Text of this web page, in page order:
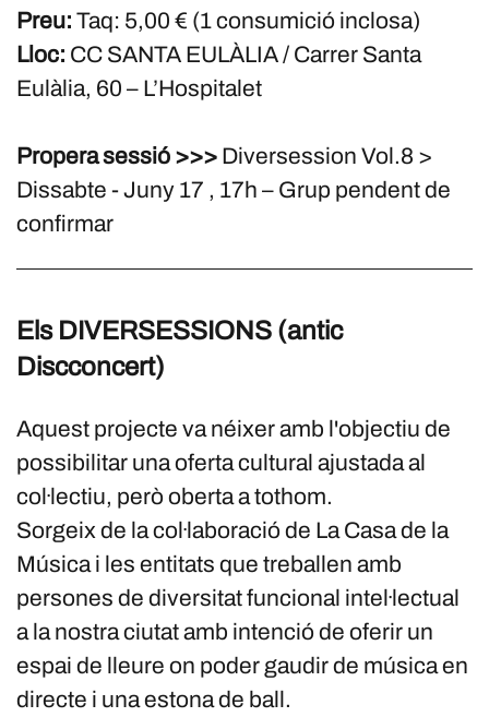
Preu: Taq: 5,00 € (1 consumició inclosa)
Lloc: CC SANTA EULÀLIA / Carrer Santa
Eulàlia, 60 – L’Hospitalet
Propera sessió >>> Diversession Vol.8 >
Dissabte - Juny 17 , 17h – Grup pendent de
confirmar
Els DIVERSESSIONS (antic
Discconcert)
Aquest projecte va néixer amb l'objectiu de
possibilitar una oferta cultural ajustada al
col·lectiu, però oberta a tothom.
Sorgeix de la col·laboració de La Casa de la
Música i les entitats que treballen amb
persones de diversitat funcional intel·lectual
a la nostra ciutat amb intenció de oferir un
espai de lleure on poder gaudir de música en
directe i una estona de ball.